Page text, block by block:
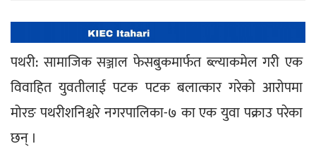
पथरी: सामाजिक सञ्जाल फेसबुकमार्फत ब्ल्याकमेल गरी एक
विवाहित युवतीलाई पटक पटक बलात्कार गरेको आरोपमा
मोरङ पथरीशनिश्चरे नगरपालिका-७ का एक युवा पक्राउ परेका
छन् ।